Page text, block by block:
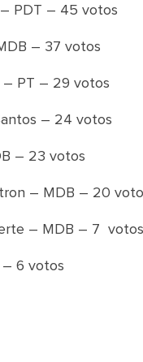
PDT – 45 votos
– 37 votos
– PT – 29 votos
– 24 votos
– 23 votos
– MDB – 20
– MDB – 7 votos
– 6 votos